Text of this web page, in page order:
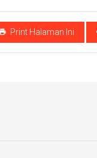
Print Halaman Ini